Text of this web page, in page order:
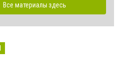
Все материалы здесь